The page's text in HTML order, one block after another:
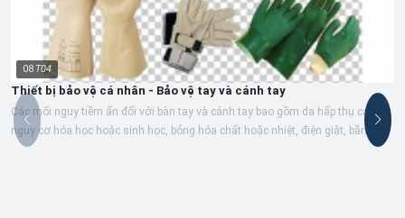
08 T04
Thiết bị bảo vệ cá nhân - Bảo vệ tay và cánh tay
Các mối nguy tiềm ẩn đối với bàn tay và cánh tay bao gồm da hấp thụ các
nguy cơ hóa học hoặc sinh học, bỏng hóa chất hoặc nhiệt, điện giật, bầm
tím,...